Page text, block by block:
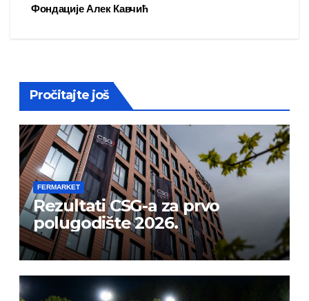
Фондације Алек Кавчић
Pročitajte još
FERMARKET
Rezultati CSG-a za prvo
polugodište 2026.